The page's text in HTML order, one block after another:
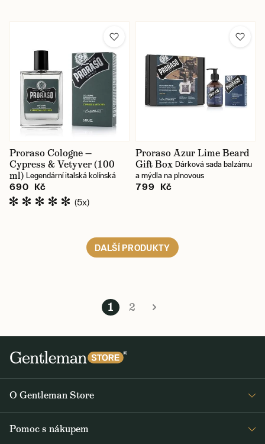
Proraso Cologne —
Cypress & Vetyver (100
ml) Legendární italská kolínská
690 Kč
(5x)
Proraso Azur Lime Beard
Gift Box Dárková sada balzámu
a mýdla na plnovous
799 Kč
DALŠÍ PRODUKTY
1 2
O Gentleman Store
Pomoc s nákupem